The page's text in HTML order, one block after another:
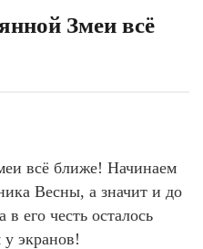
Змеи всё
всё ближе! Начинаем
Весны, а значит и до
его честь осталось
экранов!